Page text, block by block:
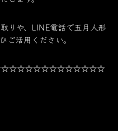
りや、LINE電話で五月人形
ご活用ください。